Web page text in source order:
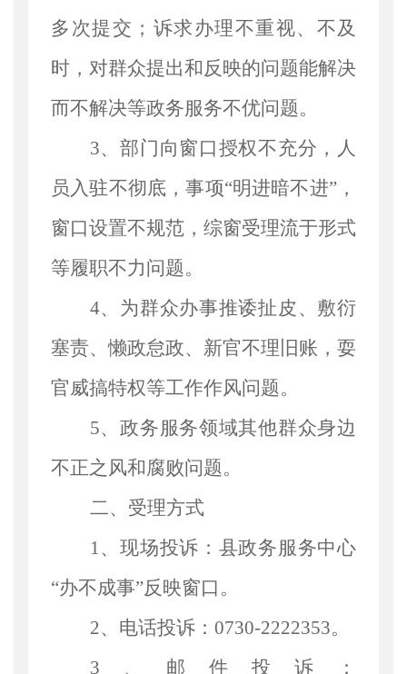
多次提交 ； 诉求办理不重视、不及
时，对群众提出和反映的问题能解决
而不解决等政务服务不优问题。
3、部门向窗口授权不充分，人
员入驻不彻底，事项“明进暗不进”，
窗口设置不规范，综窗受理流于形式
等履职不力问题。
4、为群众办事推诿扯皮、 敷衍
塞责、懒政怠政、新官不理旧账， 耍
官威搞特权等工作作风问题。
5、政务服务领域其他群众身边
不正之风和腐败问题。
二、受理方式
1、现场投诉 ： 县政务服务中心
“办不成事”反映窗口。
2、电话投诉： 0730-2222353。
3、邮件投诉
：